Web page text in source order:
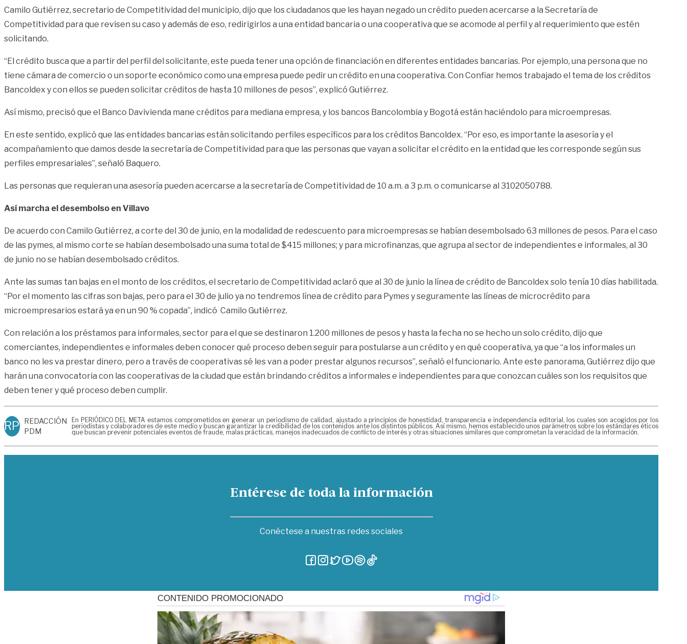
Camilo Gutiérrez, secretario de Competitividad del municipio, dijo que los ciudadanos que les hayan negado un crédito pueden acercarse a la Secretaría de
Competitividad para que revisen su caso y además de eso, redirigirlos a una entidad bancaria o una cooperativa que se acomode al perfil y al requerimiento que estén
solicitando.
“El crédito busca que a partir del perfil del solicitante, este pueda tener una opción de financiación en diferentes entidades bancarias. Por ejemplo, una persona que no
tiene cámara de comercio o un soporte económico como una empresa puede pedir un crédito en una cooperativa. Con Confiar hemos trabajado el tema de los créditos
Bancoldex y con ellos se pueden solicitar créditos de hasta 10 millones de pesos”, explicó Gutiérrez.
Así mismo, precisó que el Banco Davivienda mane créditos para mediana empresa, y los bancos Bancolombia y Bogotá están haciéndolo para microempresas.
En este sentido, explicó que las entidades bancarias están solicitando perfiles específicos para los créditos Bancoldex. “Por eso, es importante la asesoría y el
acompañamiento que damos desde la secretaría de Competitividad para que las personas que vayan a solicitar el crédito en la entidad que les corresponde según sus
perfiles empresariales”, señaló Baquero.
Las personas que requieran una asesoría pueden acercarse a la secretaría de Competitividad de 10 a.m. a 3 p.m. o comunicarse al 3102050788.
Así marcha el desembolso en Villavo
De acuerdo con Camilo Gutiérrez, a corte del 30 de junio, en la modalidad de redescuento para microempresas se habían desembolsado 63 millones de pesos. Para el caso
de las pymes, al mismo corte se habían desembolsado una suma total de $415 millones; y para microfinanzas, que agrupa al sector de independientes e informales, al 30
de junio no se habían desembolsado créditos.
Ante las sumas tan bajas en el monto de los créditos, el secretario de Competitividad aclaró que al 30 de junio la línea de crédito de Bancoldex solo tenía 10 días habilitada.
“Por el momento las cifras son bajas, pero para el 30 de julio ya no tendremos línea de crédito para Pymes y seguramente las líneas de microcrédito para
microempresarios estará ya en un 90 % copada”, indicó Camilo Gutiérrez.
Con relación a los préstamos para informales, sector para el que se destinaron 1.200 millones de pesos y hasta la fecha no se hecho un solo crédito, dijo que
comerciantes, independientes e informales deben conocer qué proceso deben seguir para postularse a un crédito y en qué cooperativa, ya que “a los informales un
banco no les va prestar dinero, pero a través de cooperativas sé les van a poder prestar algunos recursos”, señaló el funcionario. Ante este panorama, Gutiérrez dijo que
harán una convocatoria con las cooperativas de la ciudad que están brindando créditos a informales e independientes para que conozcan cuáles son los requisitos que
deben tener y qué proceso deben cumplir.
RP REDACCIÓN
PDM
En PERIÓDICO DEL META estamos comprometidos en generar un periodismo de calidad, ajustado a principios de honestidad, transparencia e independencia editorial, los cuales son acogidos por los
periodistas y colaboradores de este medio y buscan garantizar la credibilidad de los contenidos ante los distintos públicos. Así mismo, hemos establecido unos parámetros sobre los estándares éticos
que buscan prevenir potenciales eventos de fraude, malas prácticas, manejos inadecuados de conflicto de interés y otras situaciones similares que comprometan la veracidad de la información.
Entérese de toda la información
Conéctese a nuestras redes sociales